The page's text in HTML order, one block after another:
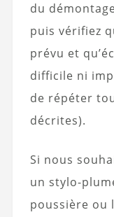
du
puis vérifiez
prévu et
difficile ni
de répéter
décrites).
Si nous
un stylo-
poussière ou